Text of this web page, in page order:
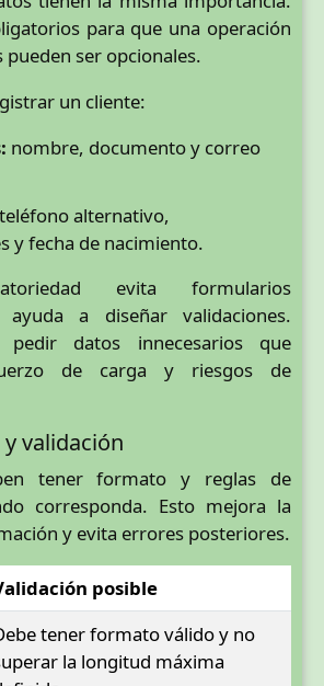
para que una operación
pueden ser opcionales.
un cliente:
nombre, documento y correo
teléfono alternativo,
y fecha de nacimiento.
evita formularios
a diseñar validaciones.
pedir datos innecesarios que
de carga y riesgos de
validación
tener formato y reglas de
corresponda. Esto mejora la
y evita errores posteriores.
posible
tener formato válido y no
la longitud máxima